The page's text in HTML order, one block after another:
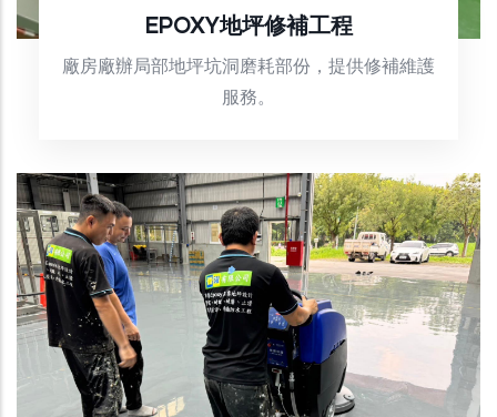
EPOXY地坪修補工程
廠房廠辦局部地坪坑洞磨耗部份，提供修補維護
服務。